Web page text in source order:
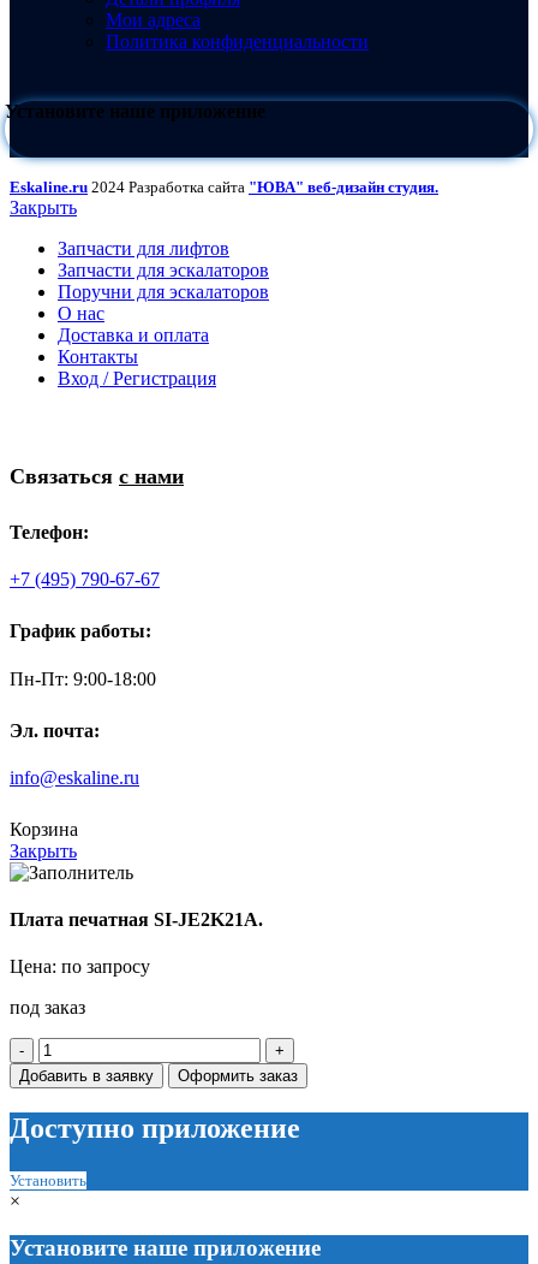
Мои адреса
Политика конфиденциальности
Установите наше приложение
Eskaline.ru 2024 Разработка сайта "ЮВА" веб-дизайн студия.
Закрыть
Запчасти для лифтов
Запчасти для эскалаторов
Поручни для эскалаторов
О нас
Доставка и оплата
Контакты
Вход / Регистрация
Связаться с нами
Телефон:
+7 (495) 790-67-67
График работы:
Пн-Пт: 9:00-18:00
Эл. почта:
info@eskaline.ru
Корзина
Закрыть
Плата печатная SI-JE2K21A.
Цена: по запросу
под заказ
Количество
товара
Плата
печатная
SI-
Добавить в заявку Оформить заказ
Доступно приложение
Установить
×
Установите наше приложение